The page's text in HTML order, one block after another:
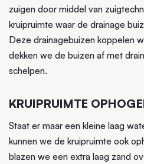
zuigen door middel van
kruipruimte waar de drainage
Deze drainagebuizen koppelen
dekken we de buizen af met
schelpen.
KRUIPRUIMTE
Staat er maar een kleine laag
kunnen we de kruipruimte ook
blazen we een extra laag zand